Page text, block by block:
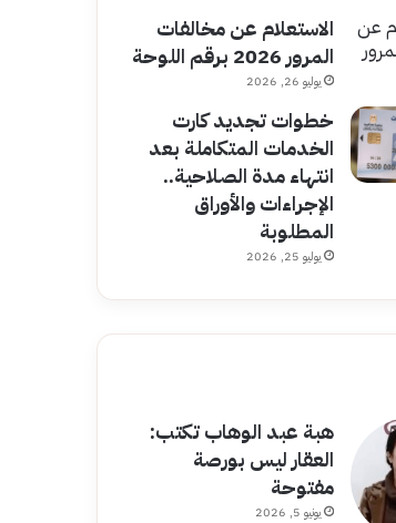
الاستعلام عن مخالفات
المرور 2026 برقم اللوحة
يوليو 26, 2026
خطوات تجديد كارت
الخدمات المتكاملة بعد
انتهاء مدة الصلاحية..
الإجراءات والأوراق
المطلوبة
يوليو 25, 2026
هبة عبد الوهاب تكتب:
العقار ليس بورصة
مفتوحة
يونيو 5, 2026